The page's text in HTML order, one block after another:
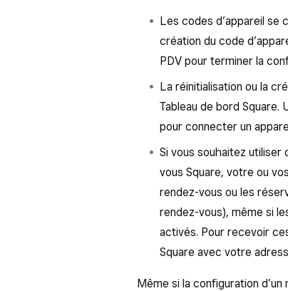
Les codes d’appareil se
création du code
PDV pour terminer la
La réinitialisation ou la
Tableau de bord Square.
pour connecter un
Si vous souhaitez utiliser
vous Square, votre ou
rendez-vous ou les
rendez-vous), même si
activés. Pour recevoir
Square avec votre
Même si la configuration